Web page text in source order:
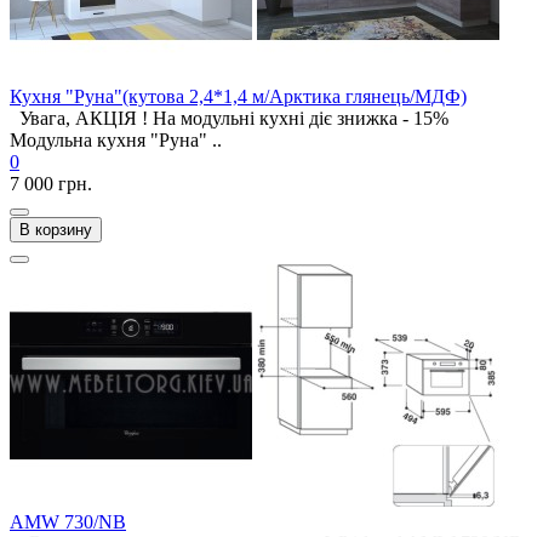
Кухня "Руна"(кутова 2,4*1,4 м/Арктика глянець/МДФ)
Увага, АКЦІЯ ! На модульні кухні діє знижка - 15%
Модульна кухня "Руна" ..
0
7 000 грн.
В корзину
AMW 730/NB